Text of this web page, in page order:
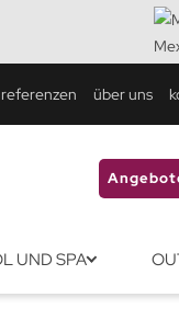
referenzen über uns
UND SPA